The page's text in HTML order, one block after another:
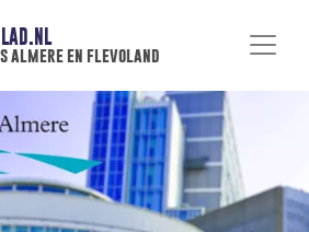
almere en flevoland